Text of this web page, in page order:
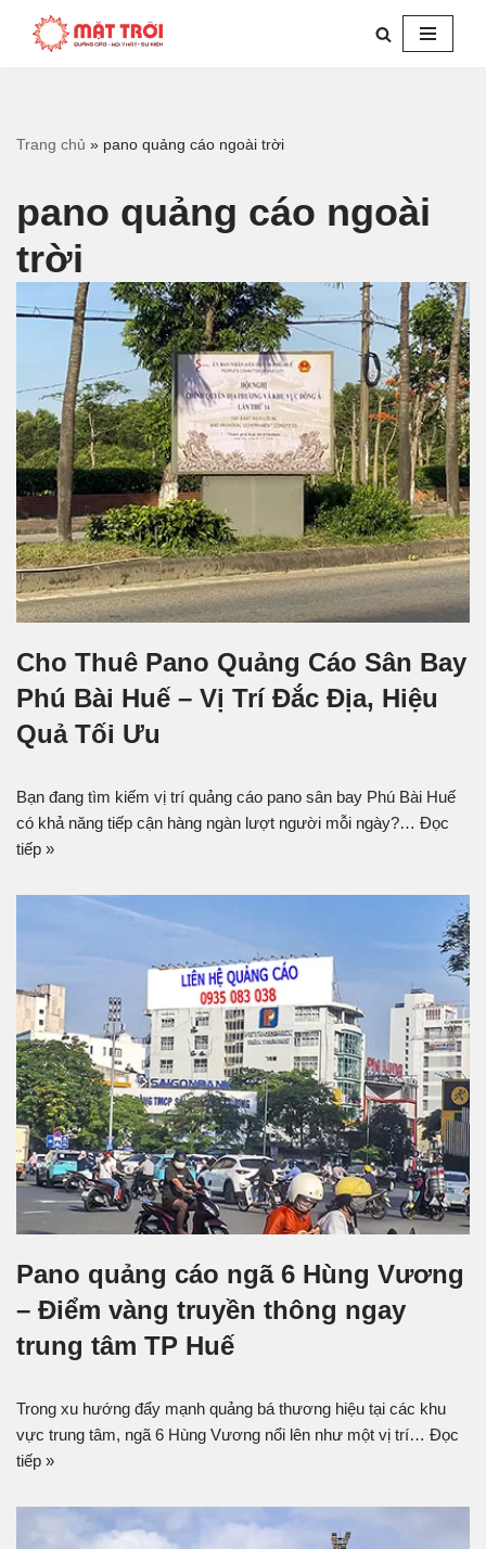
Chuyển
dung
Trang chủ » pano quảng cáo ngoài trời
pano quảng cáo ngoài
trời
Cho Thuê Pano Quảng Cáo Sân Bay
Phú Bài Huế – Vị Trí Đắc Địa, Hiệu
Quả Tối Ưu
Bạn đang tìm kiếm vị trí quảng cáo pano sân bay Phú Bài Huế
có khả năng tiếp cận hàng ngàn lượt người mỗi ngày?… Đọc
tiếp »
Pano quảng cáo ngã 6 Hùng Vương
– Điểm vàng truyền thông ngay
trung tâm TP Huế
Trong xu hướng đẩy mạnh quảng bá thương hiệu tại các khu
vực trung tâm, ngã 6 Hùng Vương nổi lên như một vị trí… Đọc
tiếp »